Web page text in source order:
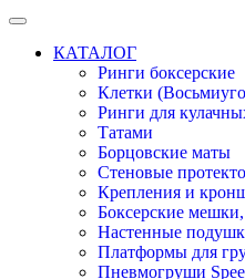
КАТАЛОГ
Ринги боксерские
Клетки
Ринги для
Татами
Борцовские маты
Стеновые
Крепления и
Боксерские
Настенные
Платформы для
Пневмогруши